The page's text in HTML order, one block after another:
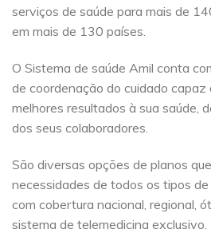
serviços de saúde para mais de
em mais de 130 países.
O Sistema de saúde Amil conta
de coordenação do cuidado capaz
melhores resultados à sua saúde,
dos seus colaboradores.
São diversas opções de planos
necessidades de todos os tipos
com cobertura nacional, regional,
sistema de telemedicina exclusivo.